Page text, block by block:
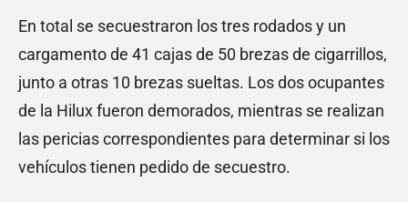
En total se secuestraron los tres rodados y un
cargamento de 41 cajas de 50 brezas de cigarrillos,
junto a otras 10 brezas sueltas. Los dos ocupantes
de la Hilux fueron demorados, mientras se realizan
las pericias correspondientes para determinar si los
vehículos tienen pedido de secuestro.